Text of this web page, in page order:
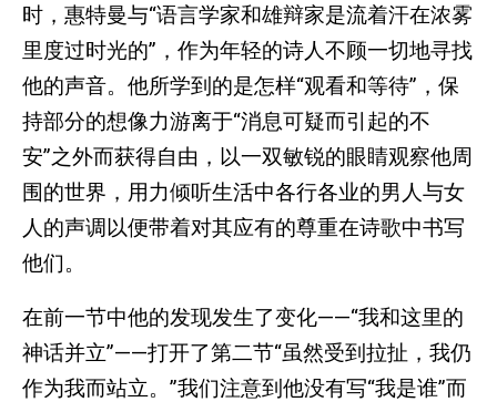
时，惠特曼与“语言学家和雄辩家是流着汗在浓雾
里度过时光的”，作为年轻的诗人不顾一切地寻找
他的声音。他所学到的是怎样“观看和等待”，保
持部分的想像力游离于“消息可疑而引起的不
安”之外而获得自由，以一双敏锐的眼睛观察他周
围的世界，用力倾听生活中各行各业的男人与女
人的声调以便带着对其应有的尊重在诗歌中书写
他们。
在前一节中他的发现发生了变化——“我和这里的
神话并立”——打开了第二节“虽然受到拉扯，我仍
作为我而站立。”我们注意到他没有写“我是谁”而